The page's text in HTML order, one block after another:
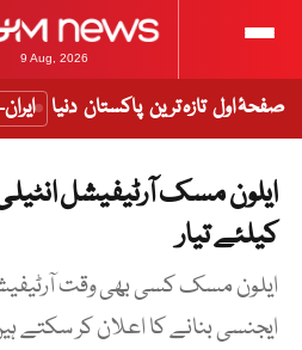
9 Aug, 2026
صفحۂ اول تازہ ترین پاکستان دنیا
ایلون مسک آرٹیفیشل
کیلئے تیار
ایلون مسک کسی بھی وقت
ایجنسی بنانے کا اعلان کر سکتے